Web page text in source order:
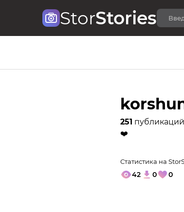
StorStories
251 публикаций
❤️
Статистика на
42 0 0